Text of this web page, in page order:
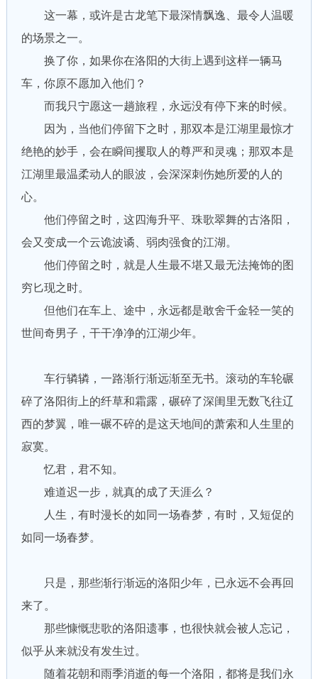
这一幕，或许是古龙笔下最深情飘逸、最令人温暖
的场景之一。
换了你，如果你在洛阳的大街上遇到这样一辆马
车，你原不愿加入他们？
而我只宁愿这一趟旅程，永远没有停下来的时候。
因为，当他们停留下之时，那双本是江湖里最惊才
绝艳的妙手，会在瞬间攫取人的尊严和灵魂；那双本是
江湖里最温柔动人的眼波，会深深刺伤她所爱的人的
心。
他们停留之时，这四海升平、珠歌翠舞的古洛阳，
会又变成一个云诡波谲、弱肉强食的江湖。
他们停留之时，就是人生最不堪又最无法掩饰的图
穷匕现之时。
但他们在车上、途中，永远都是敢舍千金轻一笑的
世间奇男子，干干净净的江湖少年。
车行辚辚，一路渐行渐远渐至无书。滚动的车轮碾
碎了洛阳街上的纤草和霜露，碾碎了深闺里无数飞往辽
西的梦翼，唯一碾不碎的是这天地间的萧索和人生里的
寂寞。
忆君，君不知。
难道迟一步，就真的成了天涯么？
人生，有时漫长的如同一场春梦，有时，又短促的
如同一场春梦。
只是，那些渐行渐远的洛阳少年，已永远不会再回
来了。
那些慷慨悲歌的洛阳遗事，也很快就会被人忘记，
似乎从来就没有发生过。
随着花朝和雨季消逝的每一个洛阳，都将是我们永